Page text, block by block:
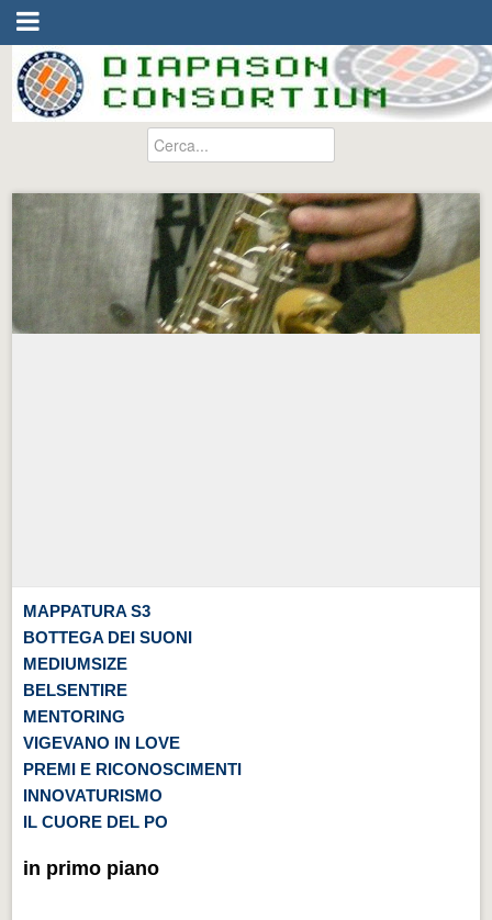
MAPPATURA S3
BOTTEGA DEI SUONI
MEDIUMSIZE
BELSENTIRE
MENTORING
VIGEVANO IN LOVE
PREMI E RICONOSCIMENTI
INNOVATURISMO
IL CUORE DEL PO
in primo piano